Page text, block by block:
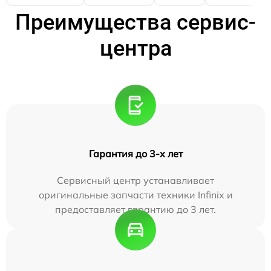
Преимущества сервис-
центра
Гарантия до 3-х лет
Сервисный центр устанавливает
оригинальные запчасти техники Infinix и
предоставляет гарантию до 3 лет.